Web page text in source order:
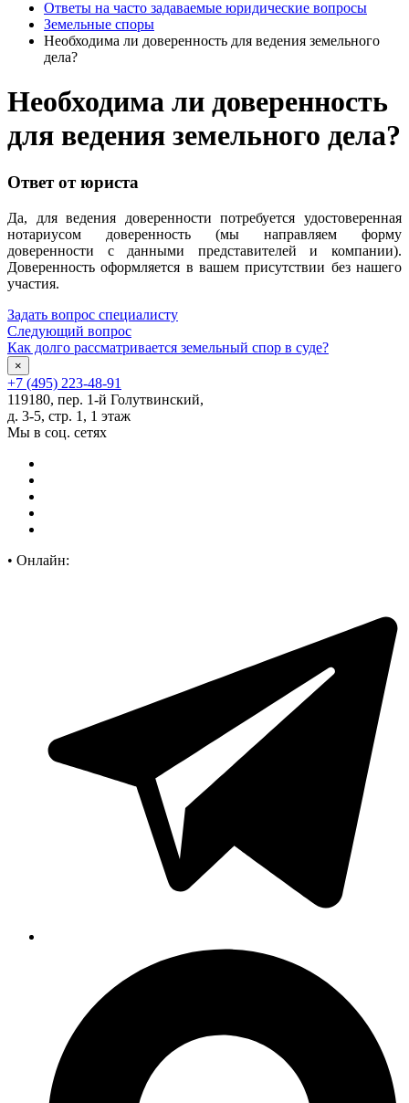
Ответы на часто задаваемые юридические вопросы
Земельные споры
Необходима ли доверенность для ведения земельного
дела?
Необходима ли доверенность
для ведения земельного дела?
Ответ от юриста
Да, для ведения доверенности потребуется удостоверенная
нотариусом доверенность (мы направляем форму
доверенности с данными представителей и компании).
Доверенность оформляется в вашем присутствии без нашего
участия.
Задать вопрос специалисту
Следующий вопрос
Как долго рассматривается земельный спор в суде?
×
+7 (495) 223-48-91
119180, пер. 1-й Голутвинский,
д. 3-5, стр. 1, 1 этаж
Мы в соц. сетях
• Онлайн: